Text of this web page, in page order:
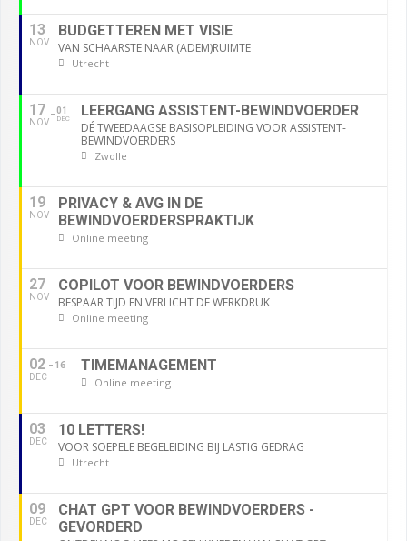
13
NOV
BUDGETTEREN MET VISIE
VAN SCHAARSTE NAAR (ADEM)RUIMTE
Utrecht
17
NOV
01
DEC LEERGANG ASSISTENT-BEWINDVOERDER
DÉ TWEEDAAGSE BASISOPLEIDING VOOR ASSISTENT-
BEWINDVOERDERS
Zwolle
19
NOV
PRIVACY & AVG IN DE
BEWINDVOERDERSPRAKTIJK
Online meeting
27
NOV
COPILOT VOOR BEWINDVOERDERS
BESPAAR TIJD EN VERLICHT DE WERKDRUK
Online meeting
02
DEC
16 TIMEMANAGEMENT
Online meeting
03
DEC
10 LETTERS!
VOOR SOEPELE BEGELEIDING BIJ LASTIG GEDRAG
Utrecht
09
DEC
CHAT GPT VOOR BEWINDVOERDERS -
GEVORDERD